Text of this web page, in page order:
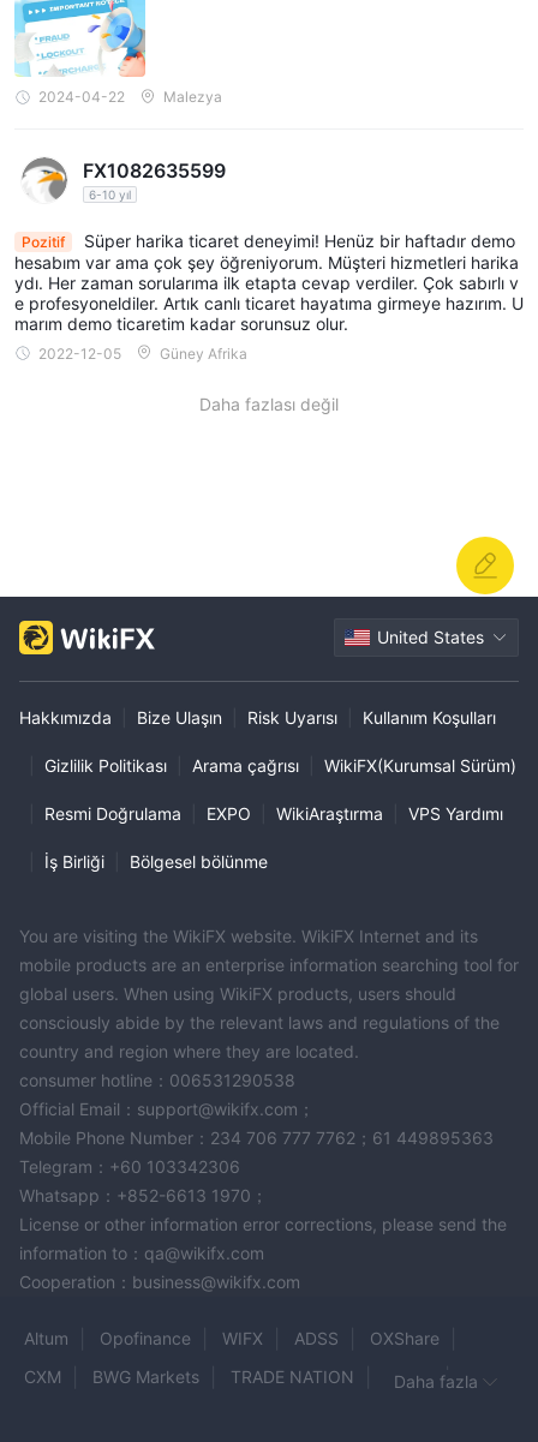
2024-04-22 Malezya
FX1082635599
6-10 yıl
Pozitif
Süper harika ticaret deneyimi! Henüz bir haftadır demo
hesabım var ama çok şey öğreniyorum. Müşteri hizmetleri harika
ydı. Her zaman sorularıma ilk etapta cevap verdiler. Çok sabırlı v
e profesyoneldiler. Artık canlı ticaret hayatıma girmeye hazırım. U
marım demo ticaretim kadar sorunsuz olur.
2022-12-05 Güney Afrika
Daha fazlası değil
United States
Hakkımızda Bize Ulaşın Risk Uyarısı Kullanım Koşulları
Gizlilik Politikası Arama çağrısı WikiFX(Kurumsal Sürüm)
Resmi Doğrulama EXPO WikiAraştırma VPS Yardımı
İş Birliği Bölgesel bölünme
You are visiting the WikiFX website. WikiFX Internet and its
mobile products are an enterprise information searching tool for
global users. When using WikiFX products, users should
consciously abide by the relevant laws and regulations of the
country and region where they are located.
consumer hotline：006531290538
Official Email：support@wikifx.com；
Mobile Phone Number：234 706 777 7762；61 449895363
Telegram：+60 103342306
Whatsapp：+852-6613 1970；
License or other information error corrections, please send the
information to：qa@wikifx.com
Cooperation：business@wikifx.com
Altum Opofinance WIFX ADSS
OXShare
CXM
BWG Markets TRADE NATION
RONA
Daha fazla